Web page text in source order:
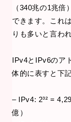
（340兆の1兆
できます。これ
りも多いと言わ
IPv4とIPv6のア
体的に表すと下
– IPv4: 2³² =
億）